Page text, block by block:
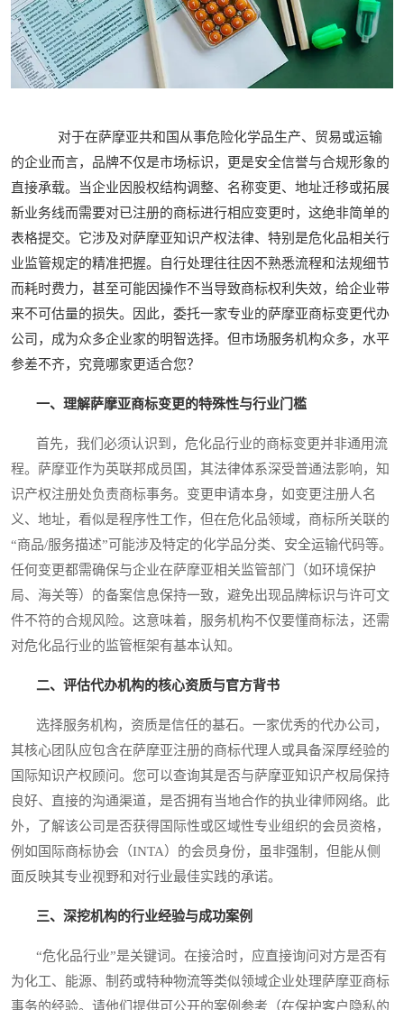
对于在萨摩亚共和国从事危险化学品生产、贸易或运输
的企业而言，品牌不仅是市场标识，更是安全信誉与合规形象的
直接承载。当企业因股权结构调整、名称变更、地址迁移或拓展
新业务线而需要对已注册的商标进行相应变更时，这绝非简单的
表格提交。它涉及对萨摩亚知识产权法律、特别是危化品相关行
业监管规定的精准把握。自行处理往往因不熟悉流程和法规细节
而耗时费力，甚至可能因操作不当导致商标权利失效，给企业带
来不可估量的损失。因此，委托一家专业的萨摩亚商标变更代办
公司，成为众多企业家的明智选择。但市场服务机构众多，水平
参差不齐，究竟哪家更适合您？
一、理解萨摩亚商标变更的特殊性与行业门槛
首先，我们必须认识到，危化品行业的商标变更并非通用流
程。萨摩亚作为英联邦成员国，其法律体系深受普通法影响，知
识产权注册处负责商标事务。变更申请本身，如变更注册人名
义、地址，看似是程序性工作，但在危化品领域，商标所关联的
“商品/服务描述”可能涉及特定的化学品分类、安全运输代码等。
任何变更都需确保与企业在萨摩亚相关监管部门（如环境保护
局、海关等）的备案信息保持一致，避免出现品牌标识与许可文
件不符的合规风险。这意味着，服务机构不仅要懂商标法，还需
对危化品行业的监管框架有基本认知。
二、评估代办机构的核心资质与官方背书
选择服务机构，资质是信任的基石。一家优秀的代办公司，
其核心团队应包含在萨摩亚注册的商标代理人或具备深厚经验的
国际知识产权顾问。您可以查询其是否与萨摩亚知识产权局保持
良好、直接的沟通渠道，是否拥有当地合作的执业律师网络。此
外，了解该公司是否获得国际性或区域性专业组织的会员资格，
例如国际商标协会（INTA）的会员身份，虽非强制，但能从侧
面反映其专业视野和对行业最佳实践的承诺。
三、深挖机构的行业经验与成功案例
“危化品行业”是关键词。在接洽时，应直接询问对方是否有
为化工、能源、制药或特种物流等类似领域企业处理萨摩亚商标
事务的经验。请他们提供可公开的案例参考（在保护客户隐私的